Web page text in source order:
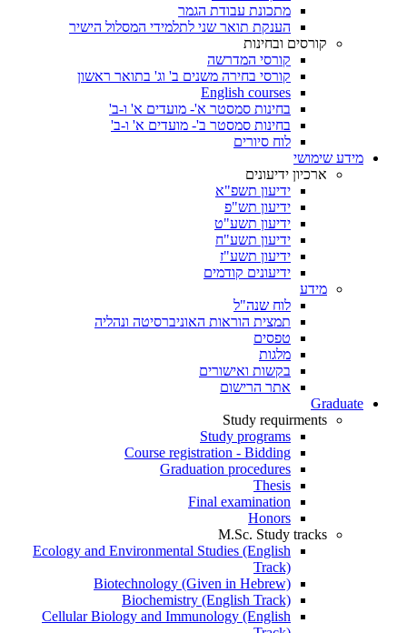
מתכונת עבודת הגמר
הענקת תואר שני לתלמידי המסלול הישיר
קורסים ובחינות
קורסי המדרשה
קורסי בחירה משנים ב' וג' בתואר ראשון
English courses
בחינות סמסטר א'- מועדים א' ו-ב'
בחינות סמסטר ב'- מועדים א' ו-ב'
לוח סיורים
מידע שימושי
ארכיון ידיעונים
ידיעון תשפ"א
ידיעון תש"פ
ידיעון תשע"ט
ידיעון תשע"ח
ידיעון תשע"ז
ידיעונים קודמים
מידע
לוח שנה"ל
תמצית הוראות האוניברסיטה ונהליה
טפסים
מלגות
בקשות ואישורים
אתר הרישום
Graduate
Study requirments
Study programs
Course registration - Bidding
Graduation procedures
Thesis
Final examination
Honors
M.Sc. Study tracks
Ecology and Environmental Studies (English
Track)
Biotechnology (Given in Hebrew)
Biochemistry (English Track)
Cellular Biology and Immunology (English